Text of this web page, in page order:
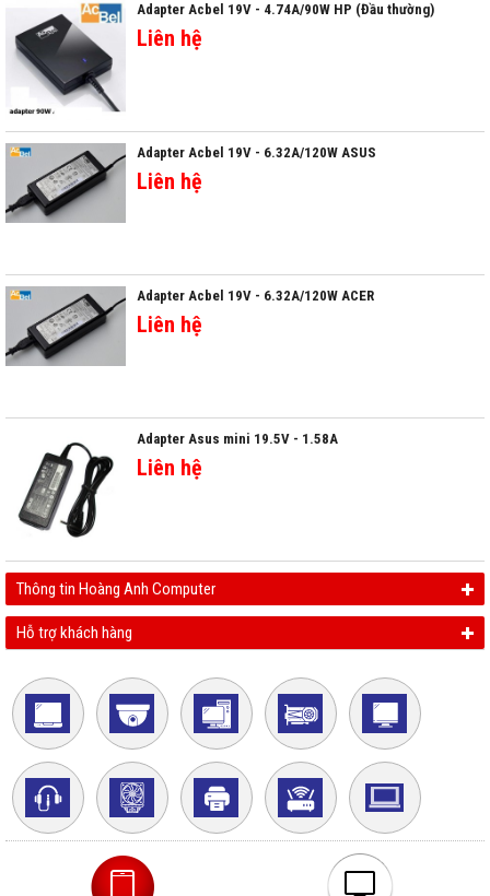
Adapter Acbel 19V - 4.74A/90W HP (Đầu thường)
Liên hệ
Adapter Acbel 19V - 6.32A/120W ASUS
Liên hệ
Adapter Acbel 19V - 6.32A/120W ACER
Liên hệ
Adapter Asus mini 19.5V - 1.58A
Liên hệ
Thông tin Hoàng Anh Computer
Hỗ trợ khách hàng